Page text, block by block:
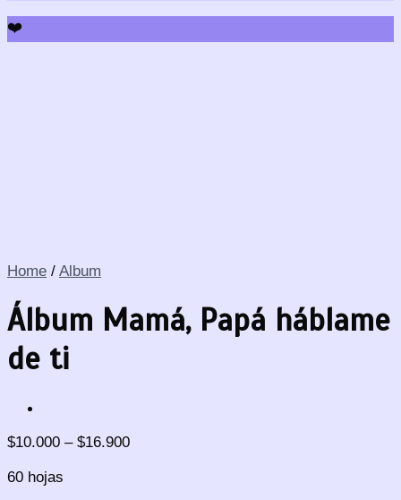
❤️
Home / Album
Álbum Mamá, Papá háblame
de ti
$10.000 – $16.900
60 hojas